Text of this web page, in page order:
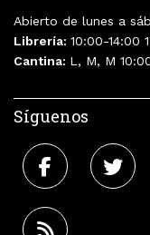
Abierto de lunes a
Librería: 10:00-14:00
Cantina: L, M, M
Síguenos